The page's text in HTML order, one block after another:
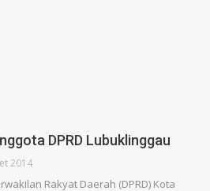
DPRD Lubuklinggau
2014
Rakyat Daerah (DPRD) Kota